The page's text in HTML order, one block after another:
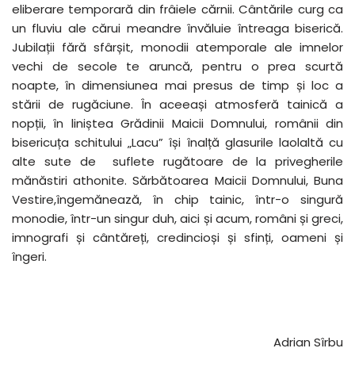
eliberare temporară din frâiele cărnii. Cântările curg ca
un fluviu ale cărui meandre învăluie întreaga biserică.
Jubilații fără sfârșit, monodii atemporale ale imnelor
vechi de secole te aruncă, pentru o prea scurtă
noapte, în dimensiunea mai presus de timp și loc a
stării de rugăciune. În aceeași atmosferă tainică a
nopții, în liniștea Grădinii Maicii Domnului, românii din
bisericuța schitului „Lacu” își înalță glasurile laolaltă cu
alte sute de suflete rugătoare de la privegherile
mănăstiri athonite. Sărbătoarea Maicii Domnului, Buna
Vestire,îngemănează, în chip tainic, într-o singură
monodie, într-un singur duh, aici și acum, români și greci,
imnografi și cântăreți, credincioși și sfinți, oameni și
îngeri.
Adrian Sîrbu